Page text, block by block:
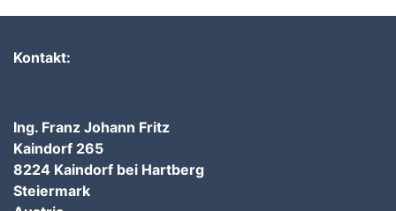
Kontakt:
Ing. Franz Johann Fritz
Kaindorf 265
8224 Kaindorf bei Hartberg
Steiermark